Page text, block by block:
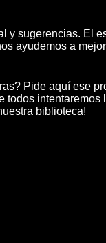
y sugerencias. El
ayudemos a
Pide aquí ese
todos
biblioteca!